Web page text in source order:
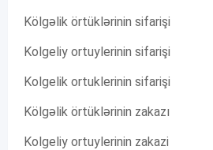
Kölgəlik örtüklərinin sifarişi
Kolgeliy ortuylerinin sifarişi
Kolgelik ortuklerinin sifarişi
Kölgəlik örtüklərinin zakazı
Kolgeliy ortuylerinin zakazi